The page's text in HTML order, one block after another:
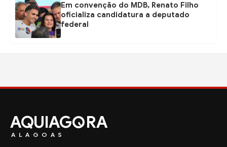
Em convenção do MDB, Renato Filho
oficializa candidatura a deputado
federal
AQUIAG RA
ALAGOAS